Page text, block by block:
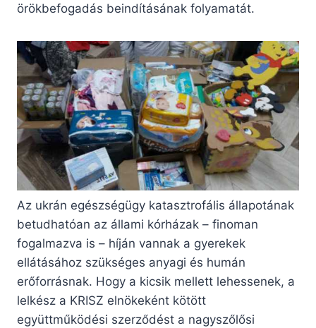
örökbefogadás beindításának folyamatát.
Az ukrán egészségügy katasztrofális állapotának
betudhatóan az állami kórházak – finoman
fogalmazva is – híján vannak a gyerekek
ellátásához szükséges anyagi és humán
erőforrásnak. Hogy a kicsik mellett lehessenek, a
lelkész a KRISZ elnökeként kötött
együttműködési szerződést a nagyszőlősi